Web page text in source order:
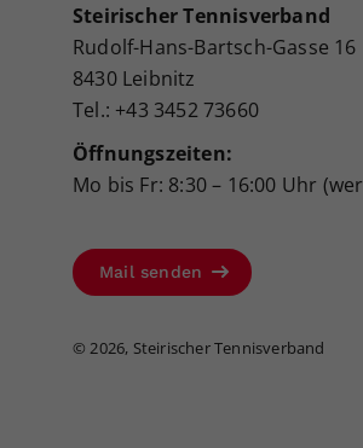
Steirischer Tennisverband
Rudolf-Hans-Bartsch-Gasse 16
8430 Leibnitz
Tel.: +43 3452 73660
Öffnungszeiten:
Mo bis Fr: 8:30 – 16:00 Uhr
Mail senden
©2026, Steirischer Tennisverband